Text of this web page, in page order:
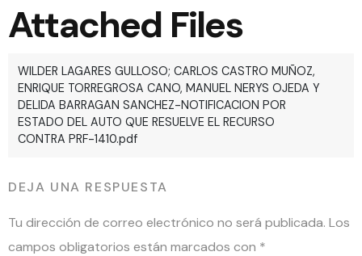
Attached Files
WILDER LAGARES GULLOSO; CARLOS CASTRO MUÑOZ,
ENRIQUE TORREGROSA CANO, MANUEL NERYS OJEDA Y
DELIDA BARRAGAN SANCHEZ-NOTIFICACION POR
ESTADO DEL AUTO QUE RESUELVE EL RECURSO
CONTRA PRF-1410.pdf
DEJA UNA RESPUESTA
Tu dirección de correo electrónico no será publicada. Los
campos obligatorios están marcados con *